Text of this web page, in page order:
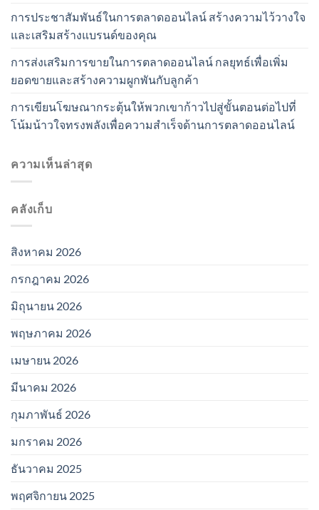
การประชาสัมพันธ์ในการตลาดออนไลน์ สร้างความไว้วางใจ
และเสริมสร้างแบรนด์ของคุณ
การส่งเสริมการขายในการตลาดออนไลน์ กลยุทธ์เพื่อเพิ่ม
ยอดขายและสร้างความผูกพันกับลูกค้า
การเขียนโฆษณากระตุ้นให้พวกเขาก้าวไปสู่ขั้นตอนต่อไปที่
โน้มน้าวใจทรงพลังเพื่อความสำเร็จด้านการตลาดออนไลน์
ความเห็นล่าสุด
คลังเก็บ
สิงหาคม 2026
กรกฎาคม 2026
มิถุนายน 2026
พฤษภาคม 2026
เมษายน 2026
มีนาคม 2026
กุมภาพันธ์ 2026
มกราคม 2026
ธันวาคม 2025
พฤศจิกายน 2025